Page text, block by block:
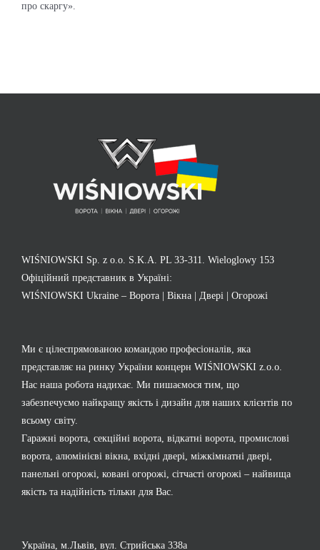
про скаргу».
WIŚNIOWSKI Sp. z o.o. S.K.A. PL 33-311. Wieloglowy 153
Офіційний представник в Україні:
WIŚNIOWSKI Ukraine – Ворота | Вікна | Двері | Огорожі
Ми є цілеспрямованою командою професіоналів, яка
представляє на ринку України концерн WIŚNIOWSKI z.o.o.
Нас наша робота надихає. Ми пишаємося тим, що
забезпечуємо найкращу якість і дизайн для наших клієнтів по
всьому світу.
Гаражні ворота, секційні ворота, відкатні ворота, промислові
ворота, алюмінієві вікна, вхідні двері, міжкімнатні двері,
панельні огорожі, ковані огорожі, сітчасті огорожі – найвища
якість та надійність тільки для Вас.
Україна, м.Львів, вул. Стрийська 338а